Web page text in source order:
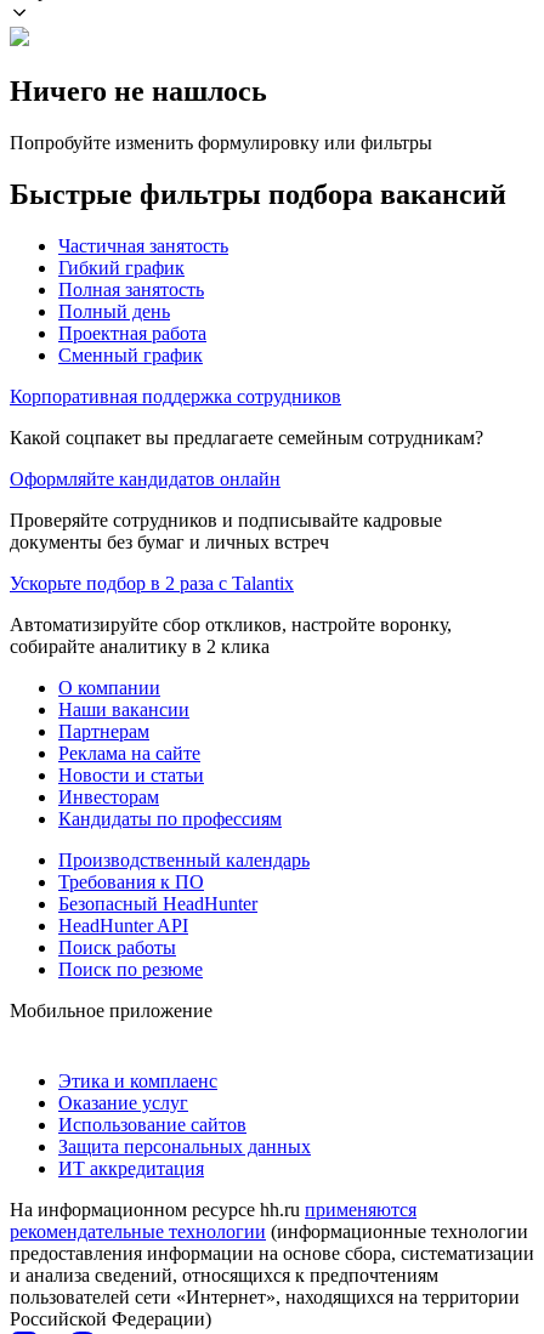
Ничего не нашлось
Попробуйте изменить формулировку или фильтры
Быстрые фильтры подбора вакансий
Частичная занятость
Гибкий график
Полная занятость
Полный день
Проектная работа
Сменный график
Корпоративная поддержка сотрудников
Какой соцпакет вы предлагаете семейным сотрудникам?
Оформляйте кандидатов онлайн
Проверяйте сотрудников и подписывайте кадровые
документы без бумаг и личных встреч
Ускорьте подбор в 2 раза с Talantix
Автоматизируйте сбор откликов, настройте воронку,
собирайте аналитику в 2 клика
О компании
Наши вакансии
Партнерам
Реклама на сайте
Новости и статьи
Инвесторам
Кандидаты по профессиям
Производственный календарь
Требования к ПО
Безопасный HeadHunter
HeadHunter API
Поиск работы
Поиск по резюме
Мобильное приложение
Этика и комплаенс
Оказание услуг
Использование сайтов
Защита персональных данных
ИТ аккредитация
На информационном ресурсе hh.ru применяются
рекомендательные технологии (информационные технологии
предоставления информации на основе сбора, систематизации
и анализа сведений, относящихся к предпочтениям
пользователей сети «Интернет», находящихся на территории
Российской Федерации)